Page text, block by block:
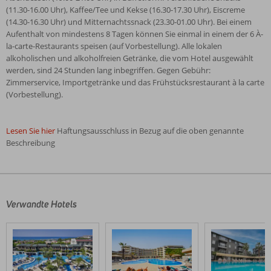
(11.30-16.00 Uhr), Kaffee/Tee und Kekse (16.30-17.30 Uhr), Eiscreme
(14.30-16.30 Uhr) und Mitternachtssnack (23.30-01.00 Uhr). Bei einem
Aufenthalt von mindestens 8 Tagen können Sie einmal in einem der 6 À-
la-carte-Restaurants speisen (auf Vorbestellung). Alle lokalen
alkoholischen und alkoholfreien Getränke, die vom Hotel ausgewählt
werden, sind 24 Stunden lang inbegriffen. Gegen Gebühr:
Zimmerservice, Importgetränke und das Frühstücksrestaurant à la carte
(Vorbestellung).
Lesen Sie hier Haftungsausschluss in Bezug auf die oben genannte
Beschreibung
von
Gästen
nach
ihrem
Aufenthalt
Verwandte Hotels